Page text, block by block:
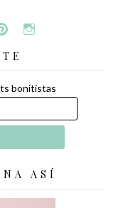
bonitistas
ASÍ